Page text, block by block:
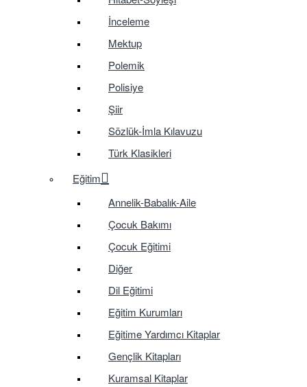
İnceleme
Mektup
Polemik
Polisiye
Şiir
Sözlük-İmla Kılavuzu
Türk Klasikleri
Eğitim
Annelik-Babalık-Aile
Çocuk Bakımı
Çocuk Eğitimi
Diğer
Dil Eğitimi
Eğitim Kurumları
Eğitime Yardımcı Kitaplar
Gençlik Kitapları
Kuramsal Kitaplar